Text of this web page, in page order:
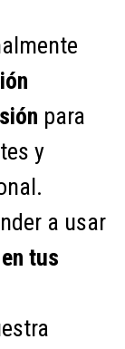
para
y
a usar
tus